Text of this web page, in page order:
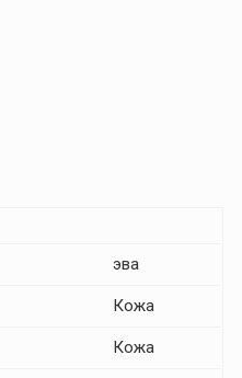
эва
Кожа
Кожа